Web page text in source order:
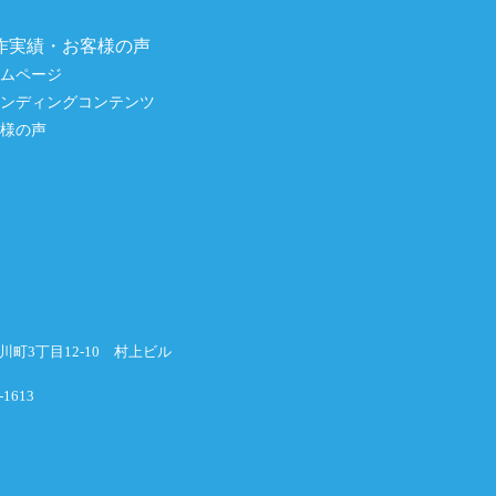
実績・お客様の声
ページ
ディングコンテンツ
の声
町3丁目12-10 村上ビル